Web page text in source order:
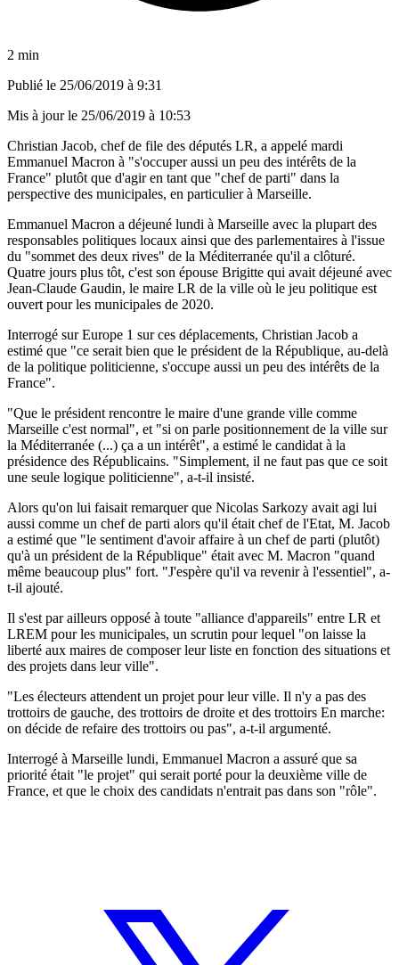
2 min
Publié le 25/06/2019 à 9:31
Mis à jour le 25/06/2019 à 10:53
Christian Jacob, chef de file des députés LR, a appelé mardi
Emmanuel Macron à "s'occuper aussi un peu des intérêts de la
France" plutôt que d'agir en tant que "chef de parti" dans la
perspective des municipales, en particulier à Marseille.
Emmanuel Macron a déjeuné lundi à Marseille avec la plupart des
responsables politiques locaux ainsi que des parlementaires à l'issue
du "sommet des deux rives" de la Méditerranée qu'il a clôturé.
Quatre jours plus tôt, c'est son épouse Brigitte qui avait déjeuné avec
Jean-Claude Gaudin, le maire LR de la ville où le jeu politique est
ouvert pour les municipales de 2020.
Interrogé sur Europe 1 sur ces déplacements, Christian Jacob a
estimé que "ce serait bien que le président de la République, au-delà
de la politique politicienne, s'occupe aussi un peu des intérêts de la
France".
"Que le président rencontre le maire d'une grande ville comme
Marseille c'est normal", et "si on parle positionnement de la ville sur
la Méditerranée (...) ça a un intérêt", a estimé le candidat à la
présidence des Républicains. "Simplement, il ne faut pas que ce soit
une seule logique politicienne", a-t-il insisté.
Alors qu'on lui faisait remarquer que Nicolas Sarkozy avait agi lui
aussi comme un chef de parti alors qu'il était chef de l'Etat, M. Jacob
a estimé que "le sentiment d'avoir affaire à un chef de parti (plutôt)
qu'à un président de la République" était avec M. Macron "quand
même beaucoup plus" fort. "J'espère qu'il va revenir à l'essentiel", a-
t-il ajouté.
Il s'est par ailleurs opposé à toute "alliance d'appareils" entre LR et
LREM pour les municipales, un scrutin pour lequel "on laisse la
liberté aux maires de composer leur liste en fonction des situations et
des projets dans leur ville".
"Les électeurs attendent un projet pour leur ville. Il n'y a pas des
trottoirs de gauche, des trottoirs de droite et des trottoirs En marche:
on décide de refaire des trottoirs ou pas", a-t-il argumenté.
Interrogé à Marseille lundi, Emmanuel Macron a assuré que sa
priorité était "le projet" qui serait porté pour la deuxième ville de
France, et que le choix des candidats n'entrait pas dans son "rôle".